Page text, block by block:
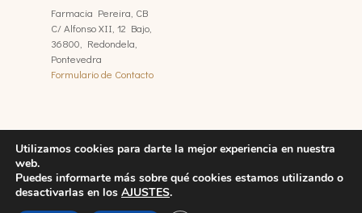
Farmacia Pereira, CB
C/ Alfonso XII, 12 Bajo,
36800, Redondela,
Pontevedra
Formulario de Contacto
© 2026 Pereira 1903 - Dermocosmética. All Rights Reserved |
Política de Privacidad
Utilizamos cookies para darte la mejor experiencia en nuestra
web.
Puedes informarte más sobre qué cookies estamos utilizando o
desactivarlas en los AJUSTES.